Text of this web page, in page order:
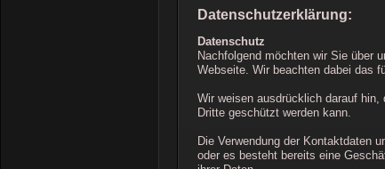
Datenschutzerklärung:
Datenschutz
Nachfolgend möchten wir Sie über
Webseite. Wir beachten dabei das
Wir weisen ausdrücklich darauf
Dritte geschützt werden kann.
Die Verwendung der Kontaktdaten
oder es besteht bereits eine